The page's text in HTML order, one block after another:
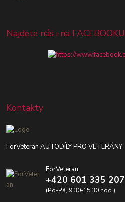
Najdete nás i na FACEBOOKU
Kontakty
ForVeteran AUTODÍLY PRO VETERÁNY
ForVeteran
+420 601 335 207
(Po-Pá, 9:30-15:30 hod.)